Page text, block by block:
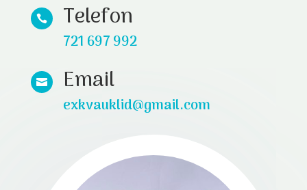
 Telefon
721 697 992
 Email
exkvauklid@gmail.com